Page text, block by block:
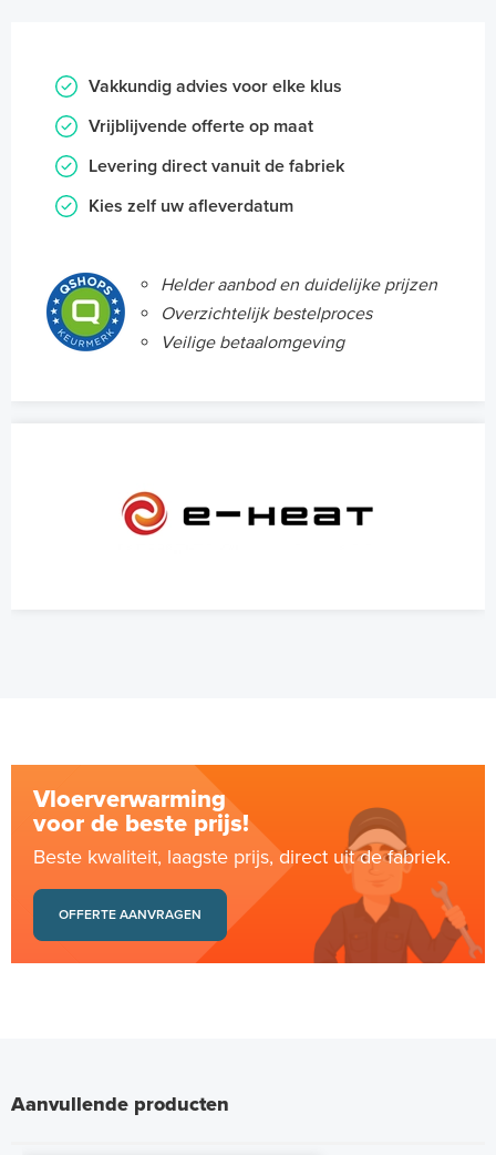
Vakkundig advies voor elke klus
Vrijblijvende offerte op maat
Levering direct vanuit de fabriek
Kies zelf uw afleverdatum
Helder aanbod en duidelijke prijzen
Overzichtelijk bestelproces
Veilige betaalomgeving
Vloerverwarming
voor de beste prijs!
Beste kwaliteit, laagste prijs, direct uit de fabriek.
OFFERTE AANVRAGEN
Aanvullende producten